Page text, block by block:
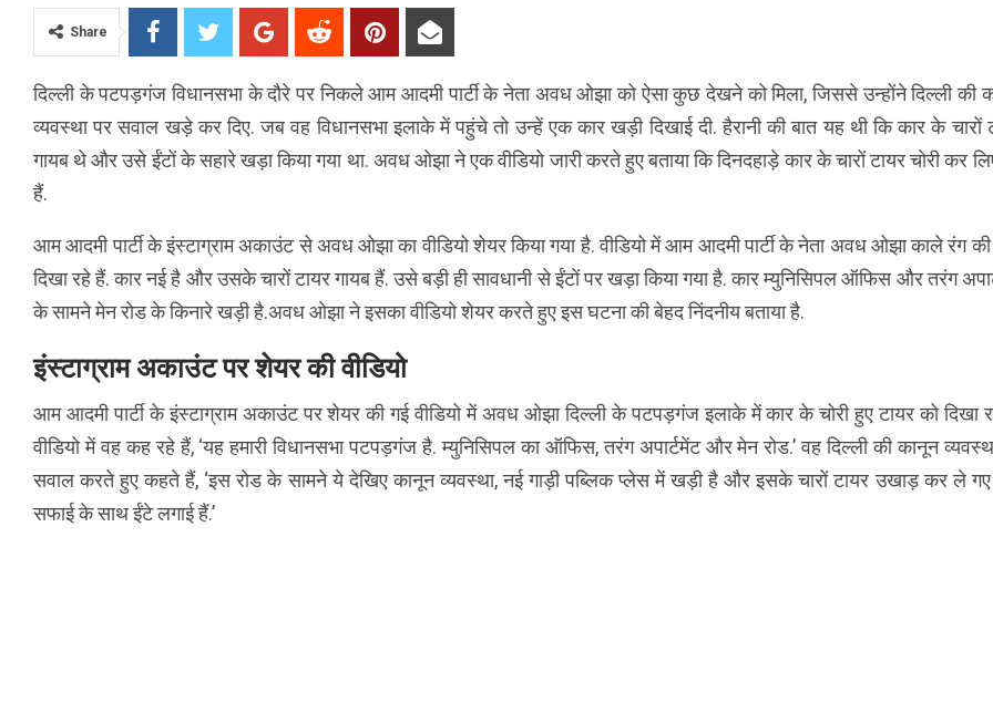
Share
दिल्ली के पटपड़गंज विधानसभा के दौरे पर निकले आम आदमी पार्टी के नेता अवध ओझा को ऐसा कुछ देखने को मिला, जिससे उन्होंने दिल्ली की
व्यवस्था पर सवाल खड़े कर दिए. जब वह विधानसभा इलाके में पहुंचे तो उन्हें एक कार खड़ी दिखाई दी. हैरानी की बात यह थी कि कार के चारों
गायब थे और उसे ईंटों के सहारे खड़ा किया गया था. अवध ओझा ने एक वीडियो जारी करते हुए बताया कि दिनदहाड़े कार के चारों टायर चोरी कर
हैं.
आम आदमी पार्टी के इंस्टाग्राम अकाउंट से अवध ओझा का वीडियो शेयर किया गया है. वीडियो में आम आदमी पार्टी के नेता अवध ओझा काले रंग
दिखा रहे हैं. कार नई है और उसके चारों टायर गायब हैं. उसे बड़ी ही सावधानी से ईंटों पर खड़ा किया गया है. कार म्युनिसिपल ऑफिस और तरंग
के सामने मेन रोड के किनारे खड़ी है.अवध ओझा ने इसका वीडियो शेयर करते हुए इस घटना की बेहद निंदनीय बताया है.
इंस्टाग्राम अकाउंट पर शेयर की वीडियो
आम आदमी पार्टी के इंस्टाग्राम अकाउंट पर शेयर की गई वीडियो में अवध ओझा दिल्ली के पटपड़गंज इलाके में कार के चोरी हुए टायर को दिखा
वीडियो में वह कह रहे हैं, ‘यह हमारी विधानसभा पटपड़गंज है. म्युनिसिपल का ऑफिस, तरंग अपार्टमेंट और मेन रोड.’ वह दिल्ली की कानून
सवाल करते हुए कहते हैं, ‘इस रोड के सामने ये देखिए कानून व्यवस्था, नई गाड़ी पब्लिक प्लेस में खड़ी है और इसके चारों टायर उखाड़ कर ले
सफाई के साथ ईंटे लगाई हैं.’